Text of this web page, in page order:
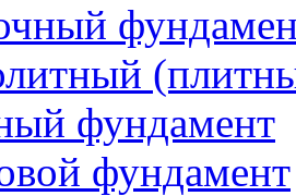
фундамент
фундамент